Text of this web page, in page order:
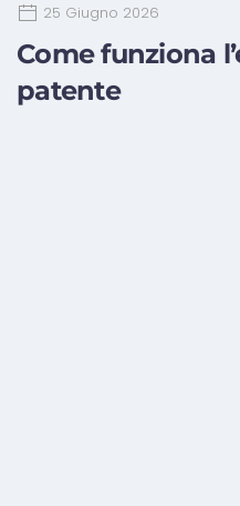
25 Giugno 2026
Come funziona
patente